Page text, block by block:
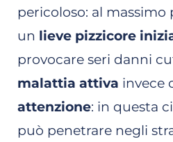
pericoloso: al
un lieve pizzicore
provocare seri danni
malattia attiva invece
attenzione: in questa
può penetrare negli